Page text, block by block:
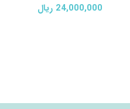
24,000,000 ریال